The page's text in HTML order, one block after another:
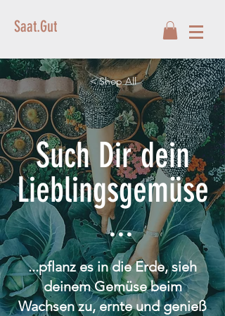
Saat.Gut
< Shop All
Such Dir dein
Lieblingsgemüse
...
...pflanz es in die Erde, sieh
deinem Gemüse beim
Wachsen zu, ernte und genieß